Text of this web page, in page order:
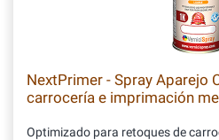
NextPrimer - Spray Aparejo
carrocería e imprimación
Optimizado para retoques de